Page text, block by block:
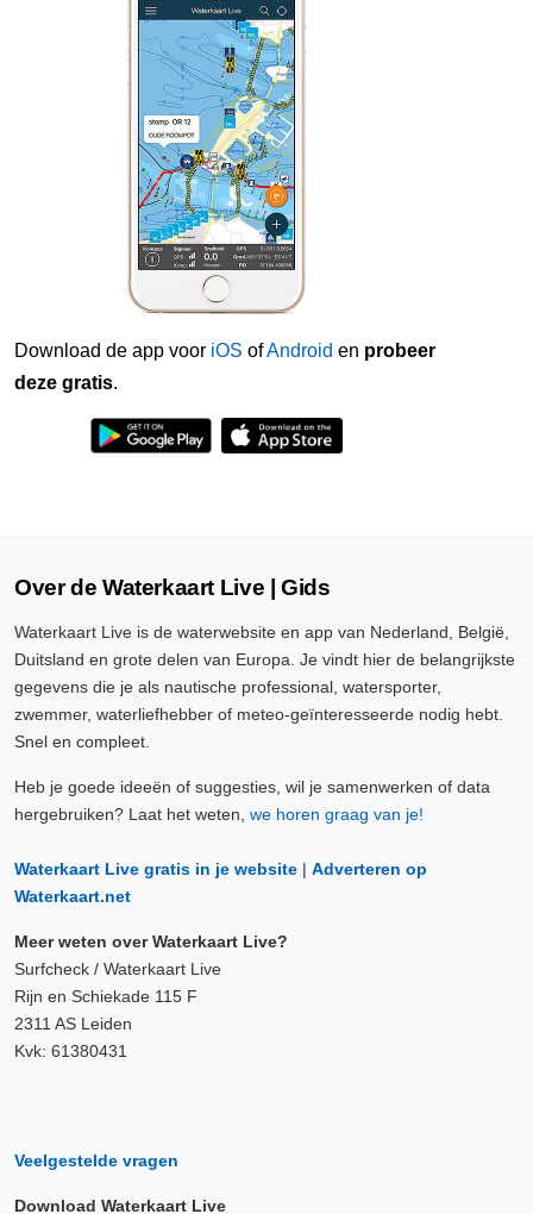
Download de app voor iOS ofAndroid en probeer
deze gratis.
Over de Waterkaart Live | Gids
Waterkaart Live is de waterwebsite en app van Nederland, België,
Duitsland en grote delen van Europa. Je vindt hier de belangrijkste
gegevens die je als nautische professional, watersporter,
zwemmer, waterliefhebber of meteo-geïnteresseerde nodig hebt.
Snel en compleet.
Heb je goede ideeën of suggesties, wil je samenwerken of data
hergebruiken? Laat het weten, we horen graag van je!
Waterkaart Live gratis in je website | Adverteren op
Waterkaart.net
Meer weten over Waterkaart Live?
Surfcheck / Waterkaart Live
Rijn en Schiekade 115 F
2311 AS Leiden
Kvk: 61380431
Veelgestelde vragen
Download Waterkaart Live